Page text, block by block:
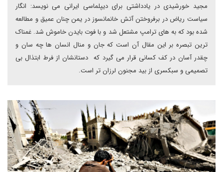
مجید خورشیدی در یادداشتی برای دیپلماسی ایرانی می نویسد: انگار
سیاست ریاض در برفروختن آتش خانمانسوز در یمن چنان عمیق و مطالعه
شده بود که به های ترامپ مشتعل شد و با فوت بایدن خاموش شد. غمناک
ترین تبصره بر این مقال آن است که جان و منال انسان ها چه سان و
چقدر آسان در کف کسانی قرار می گیرد که دستانشان از فرط ابتذال بی
تصمیمی و سبکسری از بید مجنون لرزان تر است.